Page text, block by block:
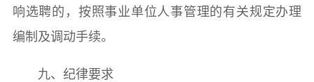
响选聘的，按照事业单位人事管理的有关规定办理
编制及调动手续。
九、纪律要求